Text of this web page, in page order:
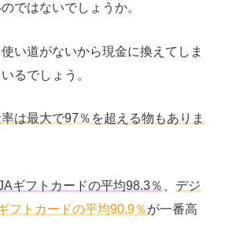
ではないでしょうか。
い道がないから現金に換えてしま
るでしょう。
は最大で97％を超える物もありま
ギフトカードの平均98.3％
デジ
フトカードの平均90.9％が一番高